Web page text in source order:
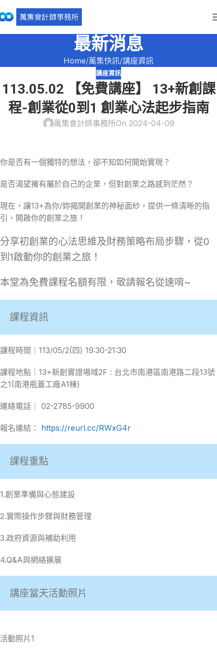
最新消息
Home 萬集快訊 講座資訊
講座資訊
113.05.02 【免費講座】 13+新創課
程-創業從0到1 創業心法起步指南
萬集會計師事務所On 2024-04-09
你是否有一個獨特的想法，卻不知如何開始實現？
是否渴望擁有屬於自己的企業，但對創業之路感到茫然？
現在，讓13+為你/妳揭開創業的神秘面紗，提供一條清晰的指
引，開啟你的創業之旅！
分享初創業的心法思維及財務策略布局步驟，從0
到1啟動你的創業之旅！
本堂為免費課程名額有限，敬請報名從速唷~
課程資訊
課程時間｜113/05/2(四) 19:30-21:30
課程地點｜13+新創實證場域2F : 台北市南港區南港路二段13號
之1(南港瓶蓋工廠A1棟)
️連絡電話｜ 02-2785-9900
報名連結： https://reurl.cc/RWxG4r
課程重點
1.創業準備與心態建設
2.實際操作步驟與財務管理
3.政府資源與補助利用
4.Q&A與網絡擴展
講座當天活動照片
活動照片1